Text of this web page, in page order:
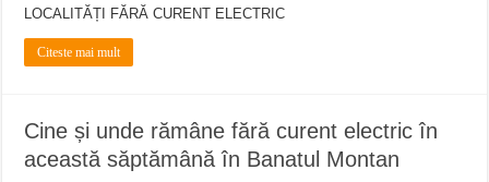
LOCALITĂȚI FĂRĂ CURENT ELECTRIC
Citeste mai mult
Cine și unde rămâne fără curent electric în
această săptămână în Banatul Montan